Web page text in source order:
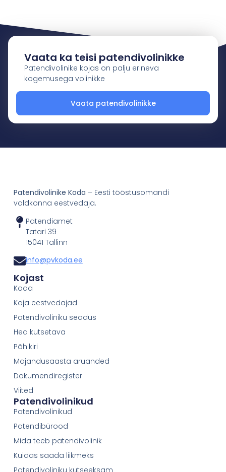
Vaata patendivolinikke
Vaata ka teisi patendivolinikke
Patendivolinike kojas on palju erineva
kogemusega volinikke
Patendivolinike Koda – Eesti tööstusomandi
valdkonna eestvedaja.
Patendiamet
Tatari 39
15041 Tallinn
info@pvkoda.ee
Kojast
Koda
Koja eestvedajad
Patendivoliniku seadus
Hea kutsetava
Põhikiri
Majandusaasta aruanded
Dokumendiregister
Viited
Patendivolinikud
Patendivolinikud
Patendibürood
Mida teeb patendivolinik
Kuidas saada liikmeks